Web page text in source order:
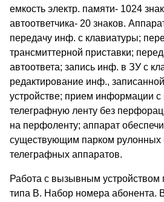
емкость электр. памяти- 1024
автоответчика- 20 знаков.
передачу инф. с клавиатуры;
трансмиттерной приставки;
автоответа; запись инф. в ЗУ с
редактирование инф.,
устройстве; прием информации с
телеграфную ленту без
на перфоленту; аппарат
существующим парком рулонных
телеграфных аппаратов.
Работа с вызывным устройством
типа В. Набор номера абонента.